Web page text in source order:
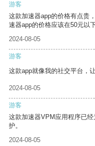
游客
这款加速器app的价格有点贵
速器app的价格应该在50元以
2024-08-05
游客
这款app就像我的社交平台，
2024-08-05
游客
这款加速器VPM应用程序已
护。
2024-08-05